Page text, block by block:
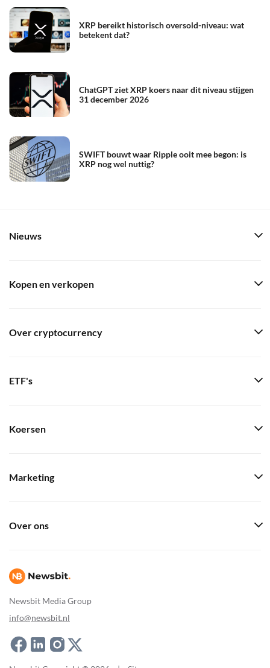
XRP bereikt historisch oversold-niveau: wat
betekent dat?
ChatGPT ziet XRP koers naar dit niveau stijgen
31 december 2026
SWIFT bouwt waar Ripple ooit mee begon: is
XRP nog wel nuttig?
Newsbit Media Group
info@newsbit.nl
Nieuws
Kopen en verkopen
Over cryptocurrency
ETF's
Koersen
Marketing
Over ons